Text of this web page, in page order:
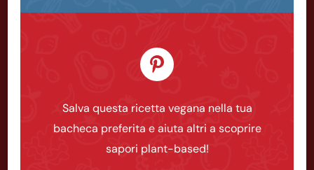
Salva questa ricetta vegana nella tua
bacheca preferita e aiuta altri a scoprire
sapori plant-based!